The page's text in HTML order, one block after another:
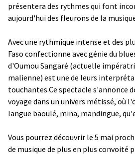
présentera des rythmes qui font
aujourd'hui des fleurons de la
Avec une rythmique intense et des
Faso confectionne avec génie du
d'Oumou Sangaré (actuelle
malienne) est une de leurs
touchantes.Ce spectacle s'annonce
voyage dans un univers métissé, où
langue baoulé, mina, mandingue,
Vous pourrez découvrir le 5 mai
de musique de plus en plus convoité